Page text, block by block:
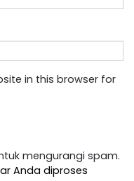
in this browser for
mengurangi spam.
Anda diproses